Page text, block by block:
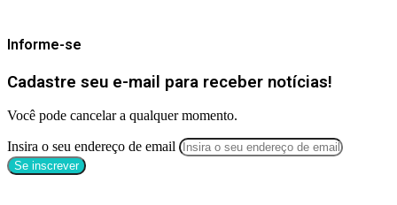
Informe-se
Cadastre seu e-mail para receber notícias!
Você pode cancelar a qualquer momento.
Insira o seu endereço de email